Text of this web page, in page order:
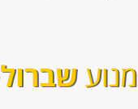
מנוע